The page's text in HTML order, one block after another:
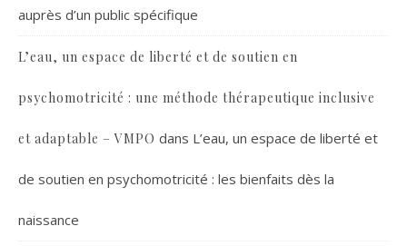
auprès d’un public spécifique
L’eau, un espace de liberté et de soutien en
psychomotricité : une méthode thérapeutique inclusive
et adaptable – VMPO dans L’eau, un espace de liberté et
de soutien en psychomotricité : les bienfaits dès la
naissance